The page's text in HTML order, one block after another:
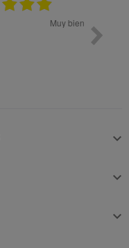
08.04.2026


